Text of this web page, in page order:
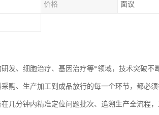
价格 面议
发、细胞治疗、基因治疗等*领域，技术突破不
购、生产加工到成品放行的每一个环节，都必
分钟内精准定位问题批次、追溯生产全流程，